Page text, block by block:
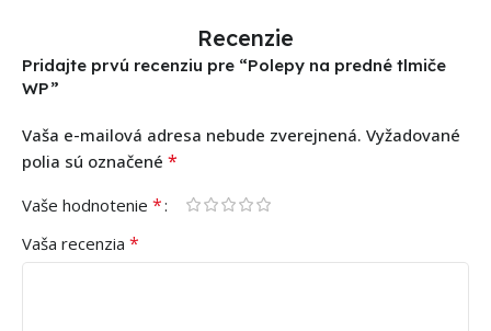
Recenzie
Pridajte prvú recenziu pre “Polepy na predné tlmiče
WP”
Vaša e-mailová adresa nebude zverejnená. Vyžadované
polia sú označené *
Vaše hodnotenie *
Vaša recenzia *